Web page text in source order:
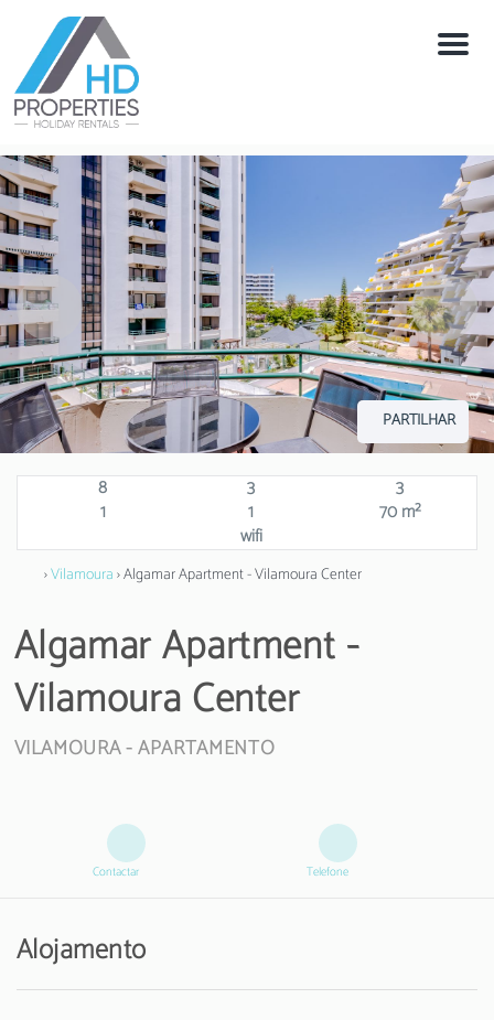
Menú
PARTILHAR
8 3
3
1
1
70 m²
wifi
›Vilamoura› Algamar Apartment - Vilamoura Center
Algamar Apartment -
Vilamoura Center
VILAMOURA -APARTAMENTO
Contactar Telefone
Alojamento